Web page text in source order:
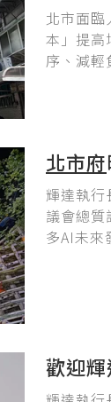
北市面
本」提高
序、減
北市府
輝達執行
議會總質
多AI未來
歡迎輝